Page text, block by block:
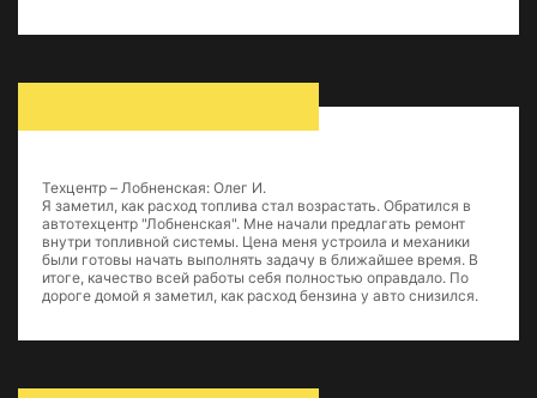
Техцентр – Лобненская: Олег И.
Я заметил, как расход топлива стал возрастать. Обратился в
автотехцентр "Лобненская". Мне начали предлагать ремонт
внутри топливной системы. Цена меня устроила и механики
были готовы начать выполнять задачу в ближайшее время. В
итоге, качество всей работы себя полностью оправдало. По
дороге домой я заметил, как расход бензина у авто снизился.